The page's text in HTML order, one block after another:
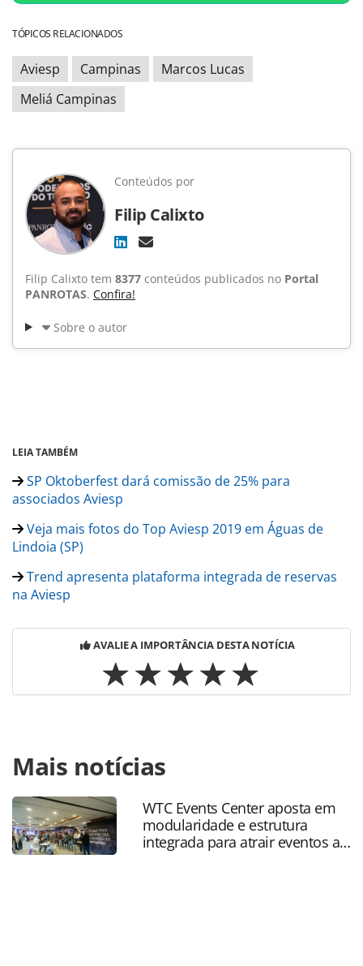
TÓPICOS RELACIONADOS
Aviesp Campinas
Marcos Lucas
Meliá Campinas
Conteúdos por
Filip Calixto
Filip Calixto tem 8377 conteúdos publicados no Portal
PANROTAS. Confira!
Sobre o autor
LEIA TAMBÉM
SP Oktoberfest dará comissão de 25% para
associados Aviesp
Veja mais fotos do Top Aviesp 2019 em Águas de
Lindoia (SP)
Trend apresenta plataforma integrada de reservas
na Aviesp
AVALIE A IMPORTÂNCIA DESTA NOTÍCIA
https://www.panrotas.com.br/mercado/eventos/2019/08/
tera-convencao-em-campinas-no-final-de-
novembro_166804.html ou as ferramentas oferecidas na
página. Todo o conteúdo produzido pela PANROTAS
Editora é protegido pela legislação brasileira sobre direito
autoral. Não reproduza o conteúdo sem autorização da
Mais notícias
WTC Events Center aposta em
modularidade e estrutura
integrada para atrair eventos a